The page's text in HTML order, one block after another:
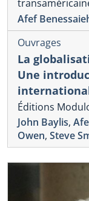
Afef
Ouvrages
La
Une
Éditions
John Baylis,
Owen, Steve